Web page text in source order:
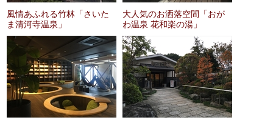
風情あふれる竹林「さいた
ま清河寺温泉」
大人気のお洒落空間「おが
わ温泉 花和楽の湯」